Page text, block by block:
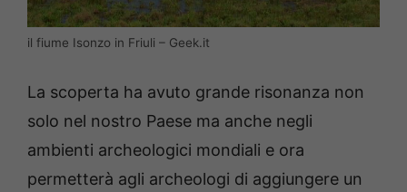
il fiume Isonzo in Friuli – Geek.it
La scoperta ha avuto grande risonanza non
solo nel nostro Paese ma anche negli
ambienti archeologici mondiali e ora
permetterà agli archeologi di aggiungere un